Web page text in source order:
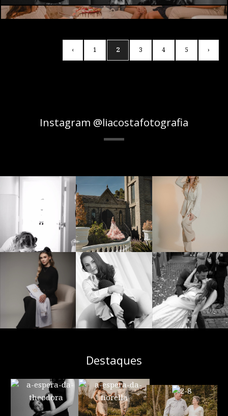
‹ 1 2 3 4 5 ›
Instagram @liacostafotografia
Destaques